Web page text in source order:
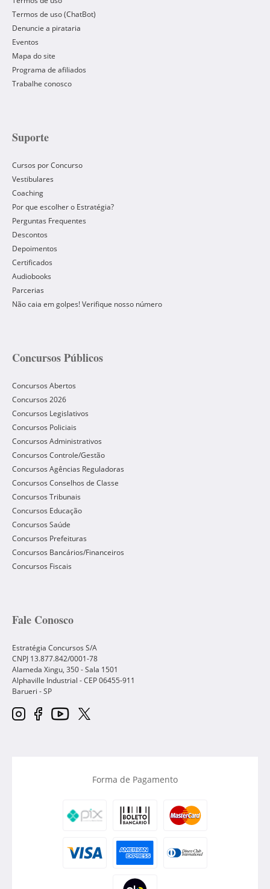
Termos de uso (ChatBot)
Denuncie a pirataria
Eventos
Mapa do site
Programa de afiliados
Trabalhe conosco
Suporte
Cursos por Concurso
Vestibulares
Coaching
Por que escolher o Estratégia?
Perguntas Frequentes
Descontos
Depoimentos
Certificados
Audiobooks
Parcerias
Não caia em golpes! Verifique nosso número
Concursos Públicos
Concursos Abertos
Concursos 2026
Concursos Legislativos
Concursos Policiais
Concursos Administrativos
Concursos Controle/Gestão
Concursos Agências Reguladoras
Concursos Conselhos de Classe
Concursos Tribunais
Concursos Educação
Concursos Saúde
Concursos Prefeituras
Concursos Bancários/Financeiros
Concursos Fiscais
Fale Conosco
Estratégia Concursos S/A
CNPJ 13.877.842/0001-78
Alameda Xingu, 350 - Sala 1501
Alphaville Industrial - CEP06455-911
Barueri -SP
Forma de Pagamento